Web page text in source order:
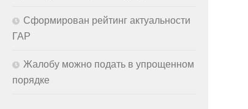
Сформирован рейтинг актуальности
ГАР
Жалобу можно подать в упрощенном
порядке